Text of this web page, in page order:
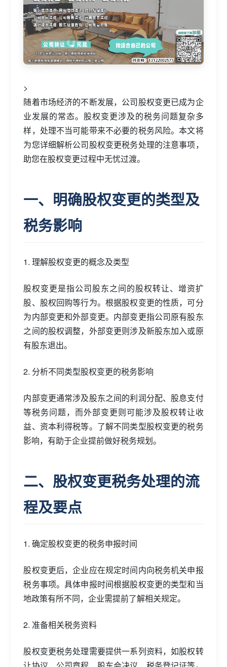
>
随着市场经济的不断发展，公司股权变更已成为企
业发展的常态。股权变更涉及的税务问题复杂多
样，处理不当可能带来不必要的税务风险。本文将
为您详细解析公司股权变更税务处理的注意事项，
助您在股权变更过程中无忧过渡。
一、明确股权变更的类型及
税务影响
1. 理解股权变更的概念及类型
股权变更是指公司股东之间的股权转让、增资扩
股、股权回购等行为。根据股权变更的性质，可分
为内部变更和外部变更。内部变更指公司原有股东
之间的股权调整，外部变更则涉及新股东加入或原
有股东退出。
2. 分析不同类型股权变更的税务影响
内部变更通常涉及股东之间的利润分配、股息支付
等税务问题，而外部变更则可能涉及股权转让收
益、资本利得税等。了解不同类型股权变更的税务
影响，有助于企业提前做好税务规划。
二、股权变更税务处理的流
程及要点
1. 确定股权变更的税务申报时间
股权变更后，企业应在规定时间内向税务机关申报
税务事项。具体申报时间根据股权变更的类型和当
地政策有所不同，企业需提前了解相关规定。
2. 准备相关税务资料
股权变更税务处理需要提供一系列资料，如股权转